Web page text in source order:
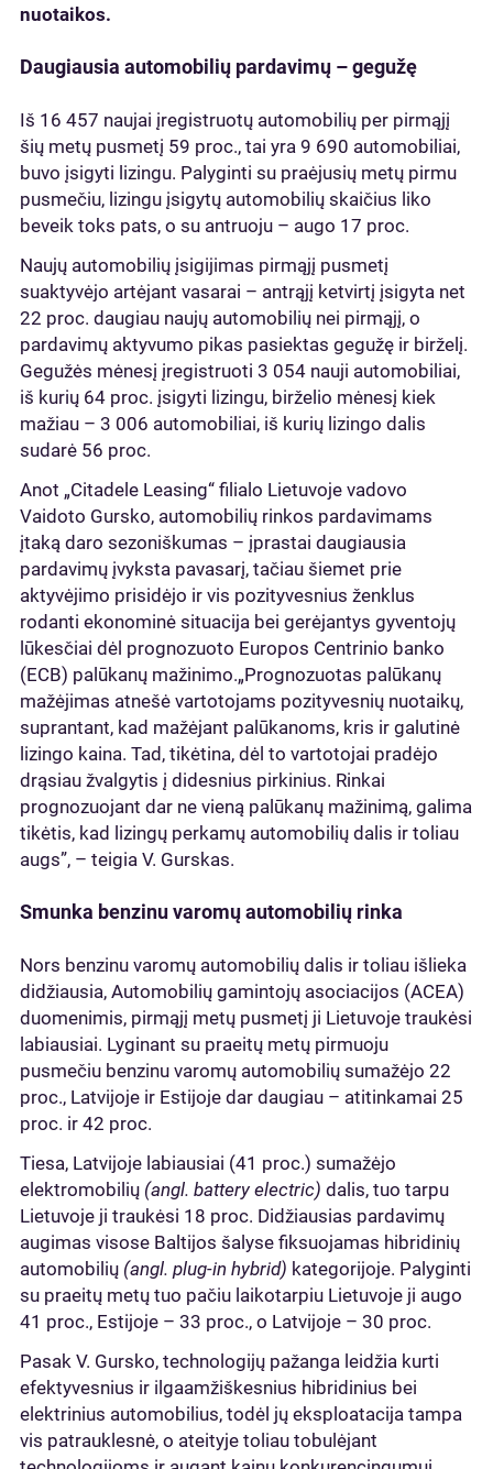
nuotaikos.
Daugiausia automobilių pardavimų – gegužę
Iš 16 457 naujai įregistruotų automobilių per pirmąjį
šių metų pusmetį 59 proc., tai yra 9 690 automobiliai,
buvo įsigyti lizingu. Palyginti su praėjusių metų pirmu
pusmečiu, lizingu įsigytų automobilių skaičius liko
beveik toks pats, o su antruoju – augo 17 proc.
Naujų automobilių įsigijimas pirmąjį pusmetį
suaktyvėjo artėjant vasarai – antrąjį ketvirtį įsigyta net
22 proc. daugiau naujų automobilių nei pirmąjį, o
pardavimų aktyvumo pikas pasiektas gegužę ir birželį.
Gegužės mėnesį įregistruoti 3 054 nauji automobiliai,
iš kurių 64 proc. įsigyti lizingu, birželio mėnesį kiek
mažiau – 3 006 automobiliai, iš kurių lizingo dalis
sudarė 56 proc.
Anot „Citadele Leasing“ filialo Lietuvoje vadovo
Vaidoto Gursko, automobilių rinkos pardavimams
įtaką daro sezoniškumas – įprastai daugiausia
pardavimų įvyksta pavasarį, tačiau šiemet prie
aktyvėjimo prisidėjo ir vis pozityvesnius ženklus
rodanti ekonominė situacija bei gerėjantys gyventojų
lūkesčiai dėl prognozuoto Europos Centrinio banko
(ECB) palūkanų mažinimo.„Prognozuotas palūkanų
mažėjimas atnešė vartotojams pozityvesnių nuotaikų,
suprantant, kad mažėjant palūkanoms, kris ir galutinė
lizingo kaina. Tad, tikėtina, dėl to vartotojai pradėjo
drąsiau žvalgytis į didesnius pirkinius. Rinkai
prognozuojant dar ne vieną palūkanų mažinimą, galima
tikėtis, kad lizingų perkamų automobilių dalis ir toliau
augs”, – teigia V. Gurskas.
Smunka benzinu varomų automobilių rinka
Nors benzinu varomų automobilių dalis ir toliau išlieka
didžiausia, Automobilių gamintojų asociacijos (ACEA)
duomenimis, pirmąjį metų pusmetį ji Lietuvoje traukėsi
labiausiai. Lyginant su praeitų metų pirmuoju
pusmečiu benzinu varomų automobilių sumažėjo 22
proc., Latvijoje ir Estijoje dar daugiau – atitinkamai 25
proc. ir 42 proc.
Tiesa, Latvijoje labiausiai (41 proc.) sumažėjo
elektromobilių (angl. battery electric) dalis, tuo tarpu
Lietuvoje ji traukėsi 18 proc. Didžiausias pardavimų
augimas visose Baltijos šalyse fiksuojamas hibridinių
automobilių (angl. plug-in hybrid) kategorijoje. Palyginti
su praeitų metų tuo pačiu laikotarpiu Lietuvoje ji augo
41 proc., Estijoje – 33 proc., o Latvijoje – 30 proc.
Pasak V. Gursko, technologijų pažanga leidžia kurti
efektyvesnius ir ilgaamžiškesnius hibridinius bei
elektrinius automobilius, todėl jų eksploatacija tampa
vis patrauklesnė, o ateityje toliau tobulėjant